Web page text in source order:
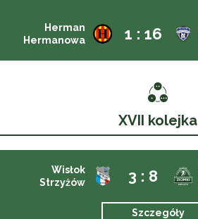
Herman
Hermanowa
1 : 16
XVII kolejka
Wisłok
Strzyżów
3 : 8
Szczegóły